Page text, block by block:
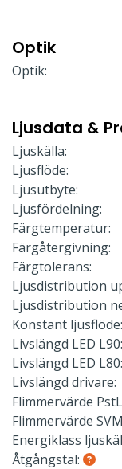
Optik
Optik:
Ljusdata &
Ljuskälla:
Ljusflöde:
Ljusutbyte:
Ljusfördelning:
Färgtemperatur:
Färgåtergivning:
Färgtolerans:
Ljusdistribution
Ljusdistribution
Konstant ljusflöde:
Livslängd LED L90:
Livslängd LED L80:
Livslängd drivare:
Flimmervärde
Flimmervärde
Energiklass
Åtgångstal: